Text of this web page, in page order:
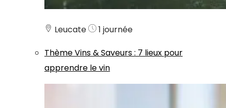
Leucate
1 journée
ThèmeVins & Saveurs: 7 lieux pour
apprendre le vin